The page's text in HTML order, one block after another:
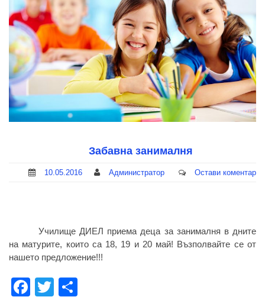
Забавна занималня
10.05.2016 Администратор Остави коментар
Училище ДИЕЛ приема деца за занималня в дните
на матурите, които са 18, 19 и 20 май! Възполвайте се от
нашето предложение!!!
Facebook
Twitter